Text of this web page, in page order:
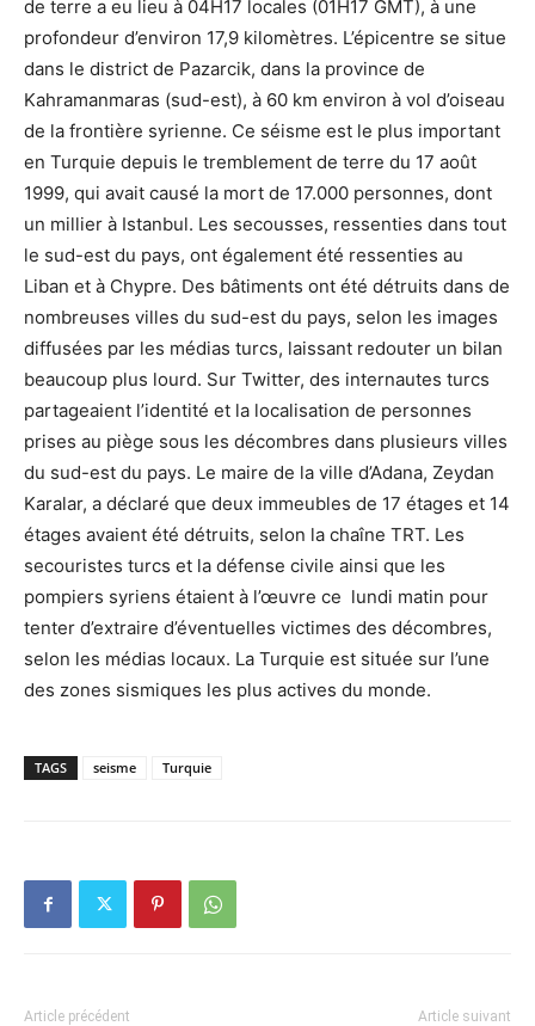
de terre a eu lieu à 04H17 locales (01H17 GMT), à une
profondeur d’environ 17,9 kilomètres. L’épicentre se situe
dans le district de Pazarcik, dans la province de
Kahramanmaras (sud-est), à 60 km environ à vol d’oiseau
de la frontière syrienne. Ce séisme est le plus important
en Turquie depuis le tremblement de terre du 17 août
1999, qui avait causé la mort de 17.000 personnes, dont
un millier à Istanbul. Les secousses, ressenties dans tout
le sud-est du pays, ont également été ressenties au
Liban et à Chypre. Des bâtiments ont été détruits dans de
nombreuses villes du sud-est du pays, selon les images
diffusées par les médias turcs, laissant redouter un bilan
beaucoup plus lourd. Sur Twitter, des internautes turcs
partageaient l’identité et la localisation de personnes
prises au piège sous les décombres dans plusieurs villes
du sud-est du pays. Le maire de la ville d’Adana, Zeydan
Karalar, a déclaré que deux immeubles de 17 étages et 14
étages avaient été détruits, selon la chaîne TRT. Les
secouristes turcs et la défense civile ainsi que les
pompiers syriens étaient à l’œuvre ce lundi matin pour
tenter d’extraire d’éventuelles victimes des décombres,
selon les médias locaux. La Turquie est située sur l’une
des zones sismiques les plus actives du monde.
TAGS seisme Turquie
Article précédent Article suivant